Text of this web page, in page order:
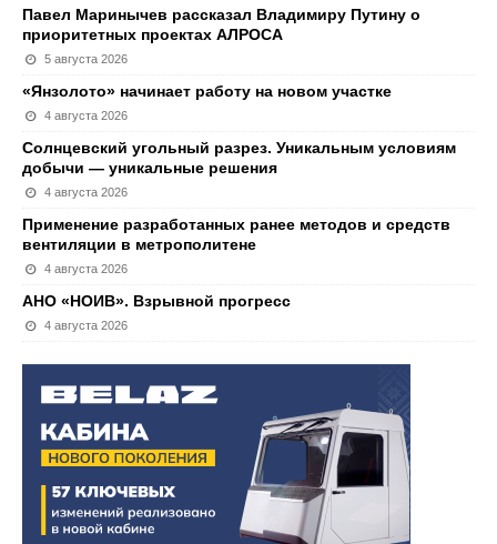
Павел Маринычев рассказал Владимиру Путину о
приоритетных проектах АЛРОСА
5 августа 2026
«Янзолото» начинает работу на новом участке
4 августа 2026
Солнцевский угольный разрез. Уникальным условиям
добычи — уникальные решения
4 августа 2026
Применение разработанных ранее методов и средств
вентиляции в метрополитене
4 августа 2026
АНО «НОИВ». Взрывной прогресс
4 августа 2026